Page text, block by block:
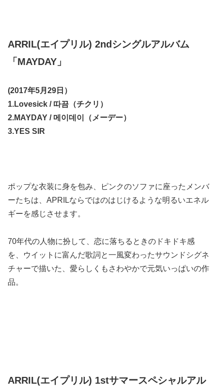
ARRIL(エイプリル) 2ndシングルアルバム
「MAYDAY」
(2017年5月29日）
1.Lovesick / 따끔（チクリ）
2.MAYDAY / 메이데이（メーデー）
3.YES SIR
ポップな衣装に身を包み、ピンクのソファに座ったメンバ
ーたちは、APRILならではのはじけるような明るいエネル
ギーを感じさせます。
70年代の人物に扮して、恋に落ちるときのドキドキ感
を、ウイットに富んだ歌詞と一風変わったサウンドシグネ
チャーで描いた、愛らしくもさわやかで元気いっぱいの作
品。
ARRIL(エイプリル) 1stサマースペシャルアル